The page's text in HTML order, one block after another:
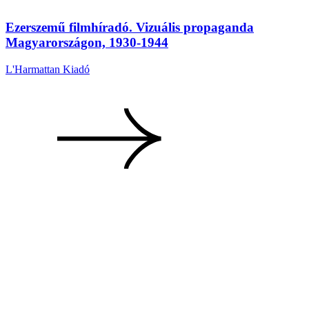
Ezerszemű filmhíradó. Vizuális propaganda
Magyarországon, 1930-1944
L'Harmattan Kiadó